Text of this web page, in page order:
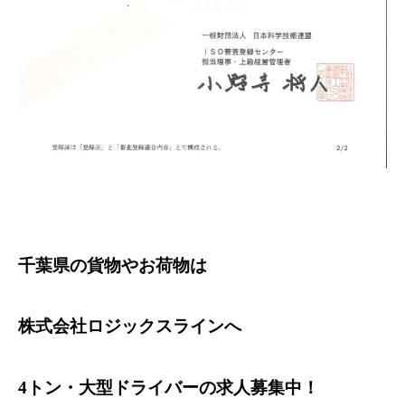
千葉県の貨物やお荷物は
株式会社ロジックスラインへ
4トン・大型ドライバーの求人募集中！